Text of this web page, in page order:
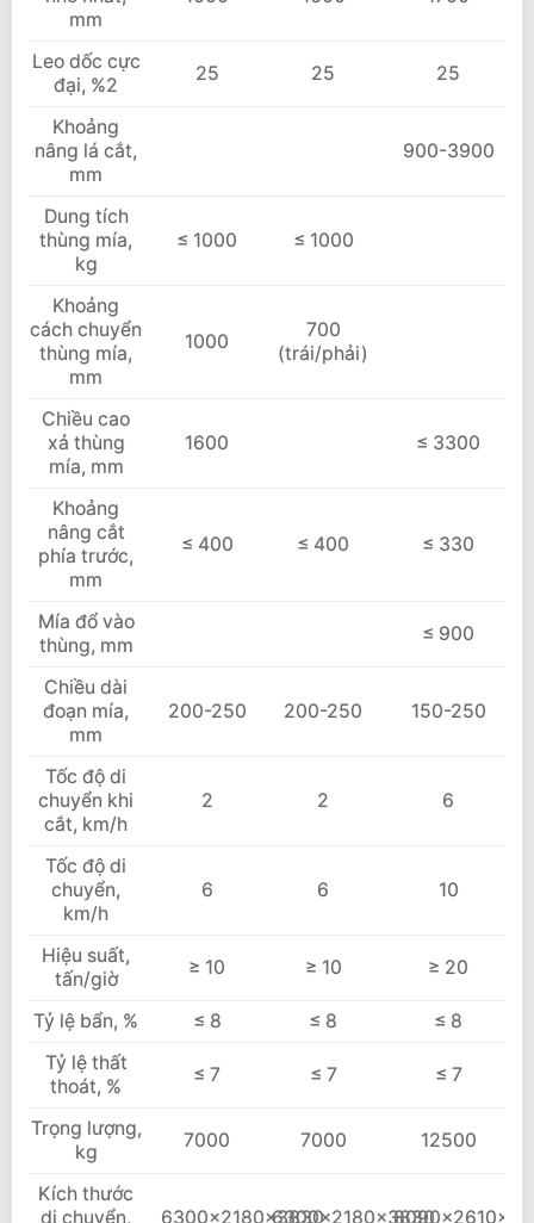
mm
Leo dốc cực
đại, %2
25 25 25
Khoảng
nâng lá cắt,
mm
900-3900
Dung tích
thùng mía,
kg
≤ 1000 ≤ 1000
Khoảng
cách chuyển
thùng mía,
mm
1000
700
(trái/phải)
Chiều cao
xả thùng
mía, mm
1600 ≤ 3300
Khoảng
nâng cắt
phía trước,
mm
≤ 400 ≤ 400 ≤ 330
Mía đổ vào
thùng, mm
≤ 900
Chiều dài
đoạn mía,
mm
200-250 200-250 150-250
Tốc độ di
chuyển khi
cắt, km/h
2 2 6
Tốc độ di
chuyển,
km/h
6 6 10
Hiệu suất,
tấn/giờ
≥ 10 ≥ 10 ≥ 20
Tỷ lệ bẩn, % ≤ 8 ≤ 8
≤ 8
Tỷ lệ thất
thoát, %
≤ 7 ≤ 7 ≤ 7
Trọng lượng,
kg
7000 7000 12500
Kích thước
di chuyển,
6300x2180x38306300x2180x3830